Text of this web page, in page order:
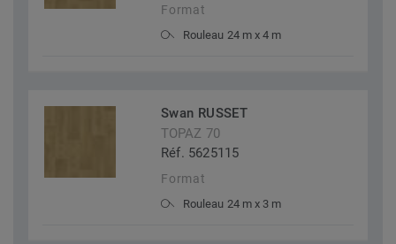
Format
Rouleau 24 m x 4 m
Swan RUSSET
TOPAZ 70
Réf. 5625115
Format
Rouleau 24 m x 3 m